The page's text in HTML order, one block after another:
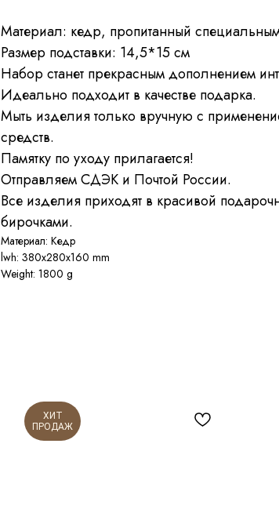
Материал: кедр, пропитанный
Размер подставки: 14,5*15 см
Набор станет прекрасным дополнением
Идеально подходит в качестве подарка.
Мыть изделия только вручную с
средств.
Памятку по уходу прилагается!
Отправляем СДЭК и Почтой России.
Все изделия приходят в красивой
бирочками.
Материал: Кедр
lwh: 380x280x160 mm
Weight: 1800 g
ХИТ
ПРОДАЖ